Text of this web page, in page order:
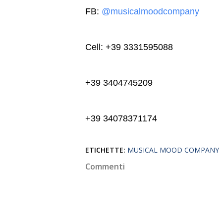
FB: @musicalmoodcompany
Cell: +39 3331595088
+39 3404745209
+39 34078371174
ETICHETTE: MUSICAL MOOD COMPANY
Commenti